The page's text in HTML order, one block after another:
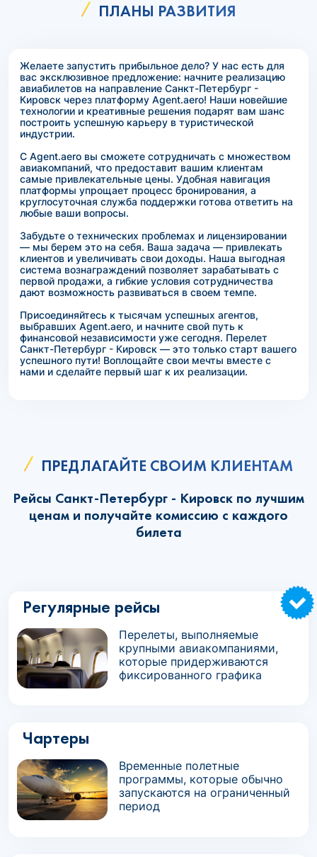
ПЛАНЫ РАЗВИТИЯ
Желаете запустить прибыльное дело? У нас есть для
вас эксклюзивное предложение: начните реализацию
авиабилетов на направление Санкт-Петербург -
Кировск через платформу Agent.aero! Наши новейшие
технологии и креативные решения подарят вам шанс
построить успешную карьеру в туристической
индустрии.
С Agent.aero вы сможете сотрудничать с множеством
авиакомпаний, что предоставит вашим клиентам
самые привлекательные цены. Удобная навигация
платформы упрощает процесс бронирования, а
круглосуточная служба поддержки готова ответить на
любые ваши вопросы.
Забудьте о технических проблемах и лицензировании
— мы берем это на себя. Ваша задача — привлекать
клиентов и увеличивать свои доходы. Наша выгодная
система вознаграждений позволяет зарабатывать с
первой продажи, а гибкие условия сотрудничества
дают возможность развиваться в своем темпе.
Присоединяйтесь к тысячам успешных агентов,
выбравших Agent.aero, и начните свой путь к
финансовой независимости уже сегодня. Перелет
Санкт-Петербург - Кировск — это только старт вашего
успешного пути! Воплощайте свои мечты вместе с
нами и сделайте первый шаг к их реализации.
ПРЕДЛАГАЙТЕ СВОИМ КЛИЕНТАМ
Рейсы Санкт-Петербург - Кировск по лучшим
ценам и получайте комиссию с каждого
билета
Регулярные рейсы
Перелеты, выполняемые
крупными авиакомпаниями,
которые придерживаются
фиксированного графика
Чартеры
Временные полетные
программы, которые обычно
запускаются на ограниченный
период